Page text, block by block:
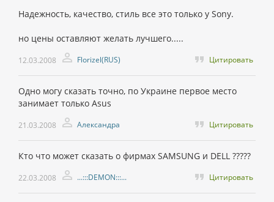
Надежность, качество, стиль все это только у Sony.
но цены оставляют желать лучшего.....
12.03.2008 Florizel(RUS) Цитировать
Одно могу сказать точно, по Украине первое место
занимает только Asus
21.03.2008 Александра Цитировать
Кто что может сказать о фирмах SAMSUNG и DELL ?????
22.03.2008 ...:::DEMON:::... Цитировать